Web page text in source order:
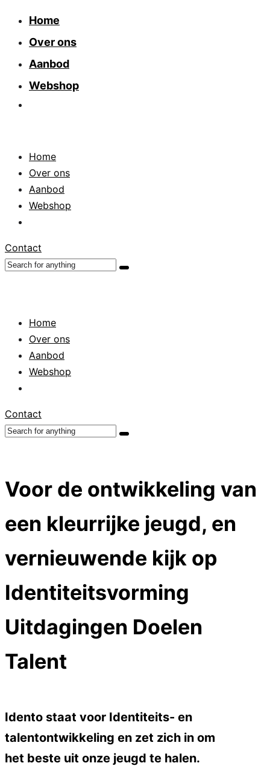
Home
Over ons
Aanbod
Webshop
Home
Over ons
Aanbod
Webshop
Contact
Home
Over ons
Aanbod
Webshop
Contact
Voor de ontwikkeling van
een kleurrijke jeugd, en
vernieuwende kijk op
Identiteitsvorming
Uitdagingen Doelen
Talent
Idento staat voor Identiteits- en
talentontwikkeling en zet zich in om
het beste uit onze jeugd te halen.